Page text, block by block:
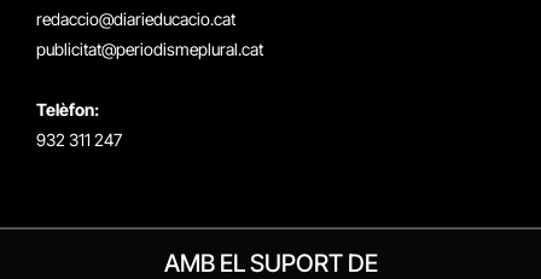
redaccio@diarieducacio.cat
publicitat@periodismeplural.cat
Telèfon:
932 311 247
AMB EL SUPORT DE